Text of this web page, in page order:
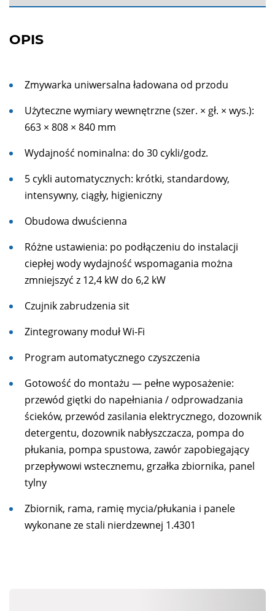
OPIS
Zmywarka uniwersalna ładowana od przodu
Użyteczne wymiary wewnętrzne (szer. × gł. × wys.):
663 × 808 × 840 mm
Wydajność nominalna: do 30 cykli/godz.
5 cykli automatycznych: krótki, standardowy,
intensywny, ciągły, higieniczny
Obudowa dwuścienna
Różne ustawienia: po podłączeniu do instalacji
ciepłej wody wydajność wspomagania można
zmniejszyć z 12,4 kW do 6,2 kW
Czujnik zabrudzenia sit
Zintegrowany moduł Wi-Fi
Program automatycznego czyszczenia
Gotowość do montażu — pełne wyposażenie:
przewód giętki do napełniania / odprowadzania
ścieków, przewód zasilania elektrycznego, dozownik
detergentu, dozownik nabłyszczacza, pompa do
płukania, pompa spustowa, zawór zapobiegający
przepływowi wstecznemu, grzałka zbiornika, panel
tylny
Zbiornik, rama, ramię mycia/płukania i panele
wykonane ze stali nierdzewnej 1.4301